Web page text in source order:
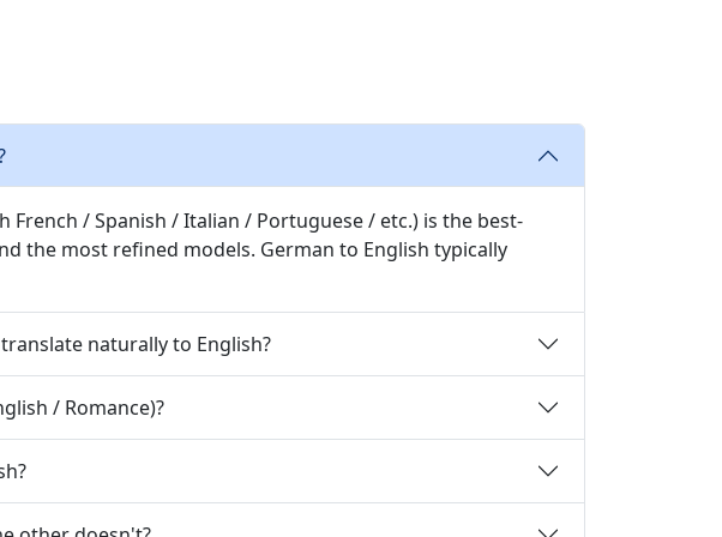
/ Spanish / Italian / Portuguese / etc.) is the best-
the most refined models. German to English typically
naturally to English?
/ Romance)?